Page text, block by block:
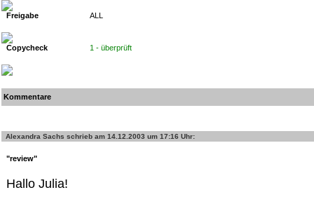
Freigabe ALL
Copycheck 1 - überprüft
Kommentare
Alexandra Sachs schrieb am 14.12.2003 um 17:16 Uhr:
"review"
Hallo Julia!